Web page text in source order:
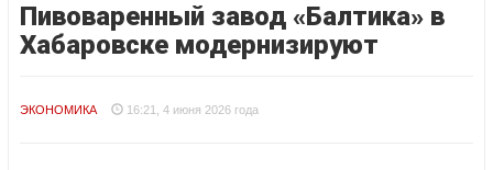
Пивоваренный завод «Балтика» в
Хабаровске модернизируют
ЭКОНОМИКА 16:21, 4 июня 2026 года